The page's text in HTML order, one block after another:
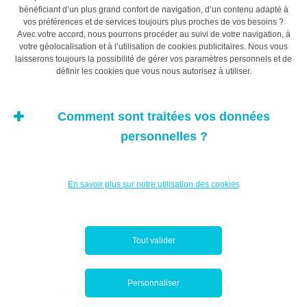
climatique, ce qui affectera bien sûr la stabilité
économique et la valeur des investissements.
Une révolution est en marche, dans laquelle la toute-
puissance des actionnaires deviendra obsolète. Les lois
meilleur intérêt de l’investisseur, en tenant compte de la
sécurité du capital et du rendement. D’un point de vue
capital nous procure un puissant levier de vote. Cessons
La pandémie nous aura
bénéficiant d’un plus grand confort de navigation, d’un contenu adapté à
vos préférences et de services toujours plus proches de vos besoins ?
Avec votre accord, nous pourrons procéder au suivi de votre navigation, à
votre géolocalisation et à l’utilisation de cookies publicitaires. Nous vous
laisserons toujours la possibilité de gérer vos paramètres personnels et de
définir les cookies que vous nous autorisez à utiliser.
Comment sont traitées vos données
personnelles ?
En savoir plus sur notre utilisation des cookies
Tout valider
Personnaliser